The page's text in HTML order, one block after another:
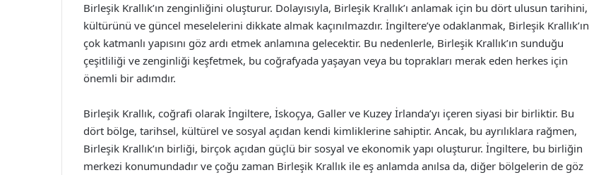
Birleşik Krallık’ın zenginliğini oluşturur. Dolayısıyla, Birleşik Krallık’ı anlamak için bu dört ulusun tarihini,
kültürünü ve güncel meselelerini dikkate almak kaçınılmazdır. İngiltere’ye odaklanmak, Birleşik Krallık’ın
çok katmanlı yapısını göz ardı etmek anlamına gelecektir. Bu nedenlerle, Birleşik Krallık’ın sunduğu
çeşitliliği ve zenginliği keşfetmek, bu coğrafyada yaşayan veya bu toprakları merak eden herkes için
önemli bir adımdır.
Birleşik Krallık, coğrafi olarak İngiltere, İskoçya, Galler ve Kuzey İrlanda’yı içeren siyasi bir birliktir. Bu
dört bölge, tarihsel, kültürel ve sosyal açıdan kendi kimliklerine sahiptir. Ancak, bu ayrılıklara rağmen,
Birleşik Krallık’ın birliği, birçok açıdan güçlü bir sosyal ve ekonomik yapı oluşturur. İngiltere, bu birliğin
merkezi konumundadır ve çoğu zaman Birleşik Krallık ile eş anlamda anılsa da, diğer bölgelerin de göz